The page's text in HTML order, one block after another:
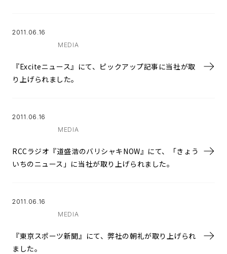
2011.06.16
MEDIA
『Exciteニュース』にて、ピックアップ記事に当社が取
り上げられました。
2011.06.16
MEDIA
RCCラジオ『道盛浩のバリシャキNOW』にて、「きょう
いちのニュース」に当社が取り上げられました。
2011.06.16
MEDIA
『東京スポーツ新聞』にて、弊社の朝礼が取り上げられ
ました。